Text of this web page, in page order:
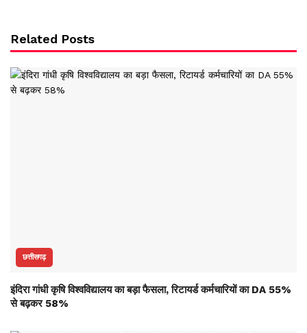
Related Posts
छत्तीसगढ़
इंदिरा गांधी कृषि विश्वविद्यालय का बड़ा फैसला, रिटायर्ड कर्मचारियों का DA 55%
से बढ़कर 58%